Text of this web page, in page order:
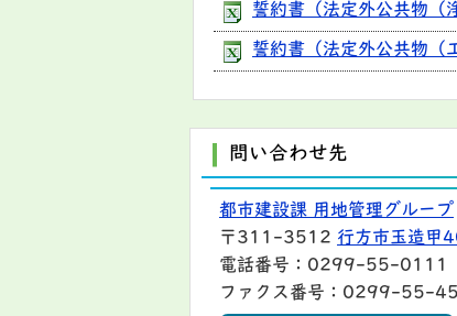
誓約書（法定外公共物
誓約書（法定外公共物
問い合わせ先
都市建設課 用地管理グループ
〒311-3512 行方市玉造甲
電話番号：0299-55-0111（
ファクス番号：0299-55-